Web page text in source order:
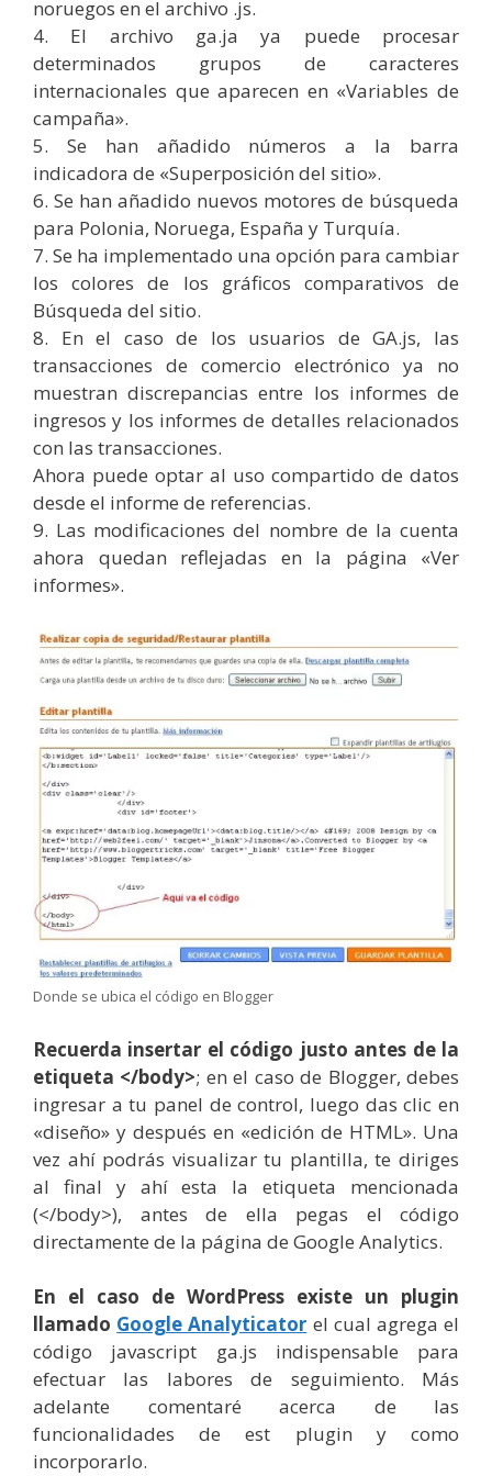
noruegos en el archivo .js.
4. El archivo ga.ja ya puede procesar
determinados grupos de caracteres
internacionales que aparecen en «Variables de
campaña».
5. Se han añadido números a la barra
indicadora de «Superposición del sitio».
6. Se han añadido nuevos motores de búsqueda
para Polonia, Noruega, España y Turquía.
7. Se ha implementado una opción para cambiar
los colores de los gráficos comparativos de
Búsqueda del sitio.
8. En el caso de los usuarios de GA.js, las
transacciones de comercio electrónico ya no
muestran discrepancias entre los informes de
ingresos y los informes de detalles relacionados
con las transacciones.
Ahora puede optar al uso compartido de datos
desde el informe de referencias.
9. Las modificaciones del nombre de la cuenta
ahora quedan reflejadas en la página «Ver
informes».
Donde se ubica el código en Blogger
Recuerda insertar el código justo antes de la
etiqueta </body>; en el caso de Blogger, debes
ingresar a tu panel de control, luego das clic en
«diseño» y después en «edición de HTML». Una
vez ahí podrás visualizar tu plantilla, te diriges
al final y ahí esta la etiqueta mencionada
(</body>), antes de ella pegas el código
directamente de la página de Google Analytics.
En el caso de WordPress existe un plugin
llamado Google Analyticator el cual agrega el
código javascript ga.js indispensable para
efectuar las labores de seguimiento. Más
adelante comentaré acerca de las
funcionalidades de est plugin y como
incorporarlo.